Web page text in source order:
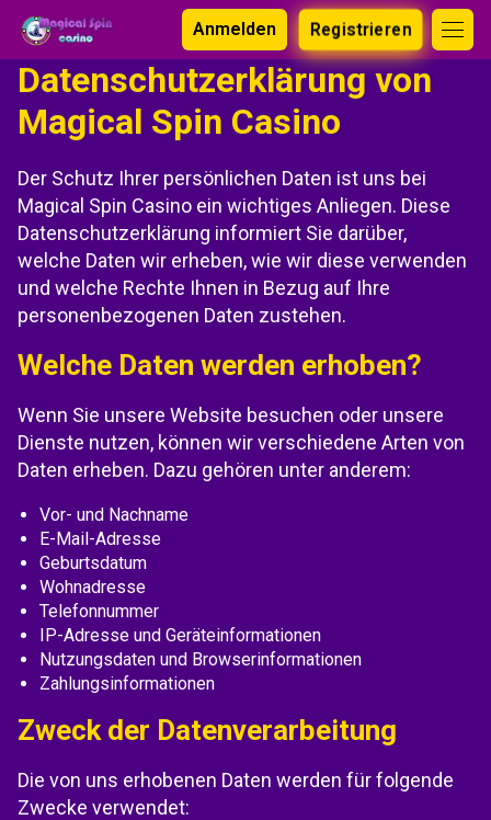
Anmelden Registrieren
Datenschutzerklärung von
Magical Spin Casino
Der Schutz Ihrer persönlichen Daten ist uns bei
Magical Spin Casino ein wichtiges Anliegen. Diese
Datenschutzerklärung informiert Sie darüber,
welche Daten wir erheben, wie wir diese verwenden
und welche Rechte Ihnen in Bezug auf Ihre
personenbezogenen Daten zustehen.
Welche Daten werden erhoben?
Wenn Sie unsere Website besuchen oder unsere
Dienste nutzen, können wir verschiedene Arten von
Daten erheben. Dazu gehören unter anderem:
Vor- und Nachname
E-Mail-Adresse
Geburtsdatum
Wohnadresse
Telefonnummer
IP-Adresse und Geräteinformationen
Nutzungsdaten und Browserinformationen
Zahlungsinformationen
Zweck der Datenverarbeitung
Die von uns erhobenen Daten werden für folgende
Zwecke verwendet: